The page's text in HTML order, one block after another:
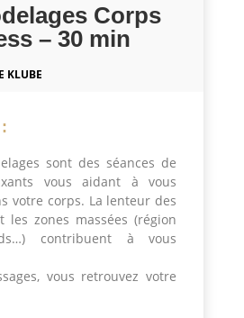
Corps
– 30 min
KLUBE
sont des séances de
vous aidant à vous
votre corps. La lenteur des
les zones massées (région
contribuent à vous
vous retrouvez votre